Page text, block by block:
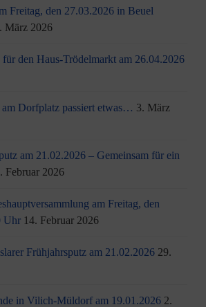
Freitag, den 27.03.2026 in Beuel
März 2026
den Haus-Trödelmarkt am 26.04.2026
Dorfplatz passiert etwas… 3. März
am 21.02.2026 – Gemeinsam für ein
Februar 2026
am Freitag, den
Uhr 14. Februar 2026
Frühjahrsputz am 21.02.2026 29.
in Vilich-Müldorf am 19.01.2026 2.